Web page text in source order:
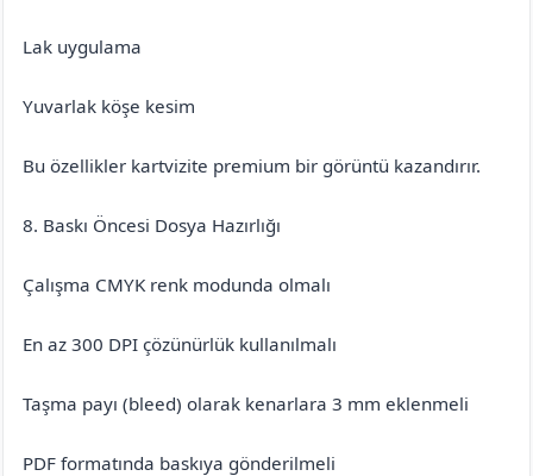
Lak uygulama
Yuvarlak köşe kesim
Bu özellikler kartvizite premium bir görüntü kazandırır.
8. Baskı Öncesi Dosya Hazırlığı
Çalışma CMYK renk modunda olmalı
En az 300 DPI çözünürlük kullanılmalı
Taşma payı (bleed) olarak kenarlara 3 mm eklenmeli
PDF formatında baskıya gönderilmeli